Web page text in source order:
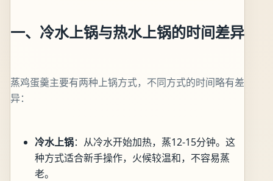
一、冷水上锅与热水上锅的时间差异
蒸鸡蛋羹主要有两种上锅方式，不同方式的时间略有差
异：
冷水上锅：从冷水开始加热，蒸12-15分钟。这
种方式适合新手操作，火候较温和，不容易蒸
老。